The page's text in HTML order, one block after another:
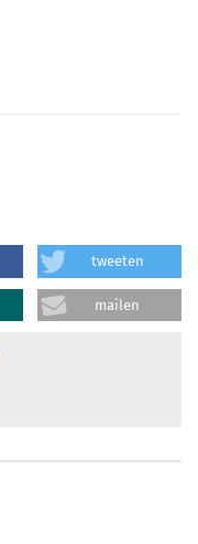
tweeten
mailen